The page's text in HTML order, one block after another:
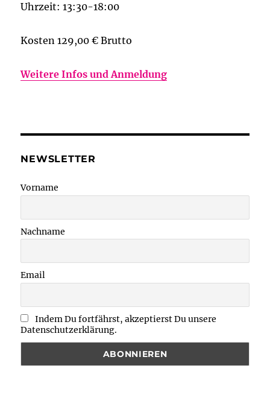
Uhrzeit: 13:30-18:00
Kosten 129,00 € Brutto
Weitere Infos und Anmeldung
NEWSLETTER
Vorname
Nachname
Email
Indem Du fortfährst, akzeptierst Du unsere
Datenschutzerklärung.